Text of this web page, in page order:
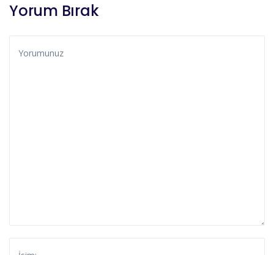
Yorum Bırak